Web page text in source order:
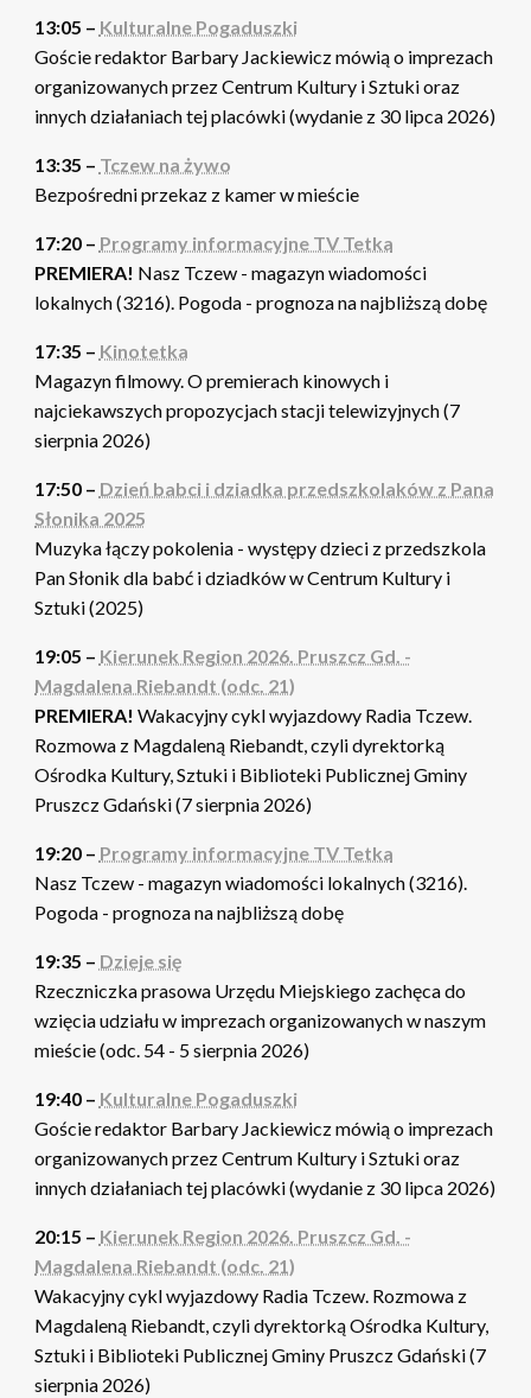
13:05 – Kulturalne Pogaduszki
Goście redaktor Barbary Jackiewicz mówią o imprezach
organizowanych przez Centrum Kultury i Sztuki oraz
innych działaniach tej placówki (wydanie z 30 lipca 2026)
13:35 – Tczew na żywo
Bezpośredni przekaz z kamer w mieście
17:20 – Programy informacyjne TV Tetka
PREMIERA! Nasz Tczew - magazyn wiadomości
lokalnych (3216). Pogoda - prognoza na najbliższą dobę
17:35 – Kinotetka
Magazyn filmowy. O premierach kinowych i
najciekawszych propozycjach stacji telewizyjnych (7
sierpnia 2026)
17:50 – Dzień babci i dziadka przedszkolaków z Pana
Słonika 2025
Muzyka łączy pokolenia - występy dzieci z przedszkola
Pan Słonik dla babć i dziadków w Centrum Kultury i
Sztuki (2025)
19:05 – Kierunek Region 2026. Pruszcz Gd. -
Magdalena Riebandt (odc. 21)
PREMIERA! Wakacyjny cykl wyjazdowy Radia Tczew.
Rozmowa z Magdaleną Riebandt, czyli dyrektorką
Ośrodka Kultury, Sztuki i Biblioteki Publicznej Gminy
Pruszcz Gdański (7 sierpnia 2026)
19:20 – Programy informacyjne TV Tetka
Nasz Tczew - magazyn wiadomości lokalnych (3216).
Pogoda - prognoza na najbliższą dobę
19:35 – Dzieje się
Rzeczniczka prasowa Urzędu Miejskiego zachęca do
wzięcia udziału w imprezach organizowanych w naszym
mieście (odc. 54 - 5 sierpnia 2026)
19:40 – Kulturalne Pogaduszki
Goście redaktor Barbary Jackiewicz mówią o imprezach
organizowanych przez Centrum Kultury i Sztuki oraz
innych działaniach tej placówki (wydanie z 30 lipca 2026)
20:15 – Kierunek Region 2026. Pruszcz Gd. -
Magdalena Riebandt (odc. 21)
Wakacyjny cykl wyjazdowy Radia Tczew. Rozmowa z
Magdaleną Riebandt, czyli dyrektorką Ośrodka Kultury,
Sztuki i Biblioteki Publicznej Gminy Pruszcz Gdański (7
sierpnia 2026)